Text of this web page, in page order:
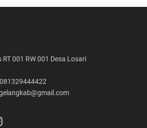
001 RW 001 Desa Losari